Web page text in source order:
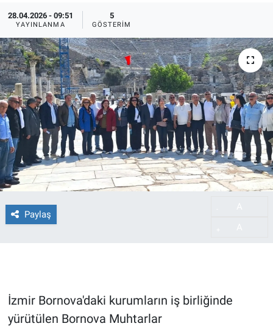
28.04.2026 - 09:51
YAYINLANMA
5
GÖSTERIM
Paylaş
İzmir Bornova'daki kurumların iş birliğinde
yürütülen Bornova Muhtarlar
Künye
Son Dakika Haberleri
Haber Arşivi